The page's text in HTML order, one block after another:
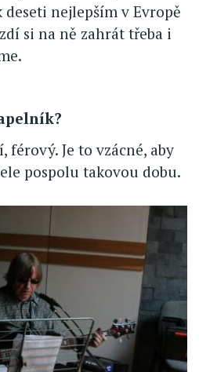
nejlepším v Evropě
si na ně zahrát třeba i
férový. Je to vzácné, aby
pospolu takovou dobu.